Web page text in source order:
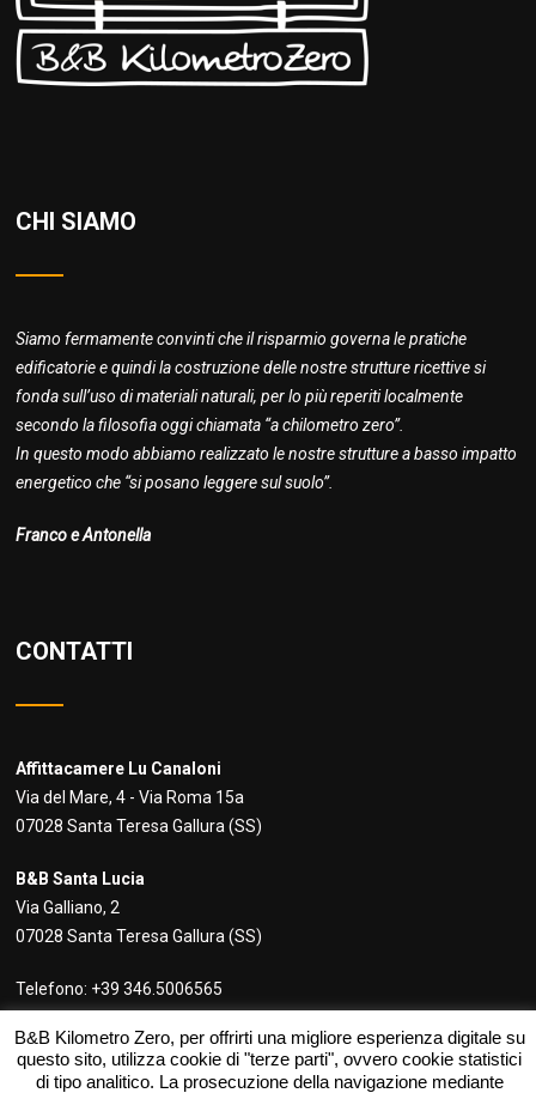
CHI SIAMO
Siamo fermamente convinti che il risparmio governa le pratiche
edificatorie e quindi la costruzione delle nostre strutture ricettive si
fonda sull’uso di materiali naturali, per lo più reperiti localmente
secondo la filosofia oggi chiamata “a chilometro zero”.
In questo modo abbiamo realizzato le nostre strutture a basso impatto
energetico che “si posano leggere sul suolo”.
Franco e Antonella
CONTATTI
Affittacamere Lu Canaloni
Via del Mare, 4 - Via Roma 15a
07028 Santa Teresa Gallura (SS)
B&B Santa Lucia
Via Galliano, 2
07028 Santa Teresa Gallura (SS)
Telefono: +39 346.5006565
B&B Kilometro Zero, per offrirti una migliore esperienza digitale su
questo sito, utilizza cookie di "terze parti", ovvero cookie statistici
di tipo analitico. La prosecuzione della navigazione mediante